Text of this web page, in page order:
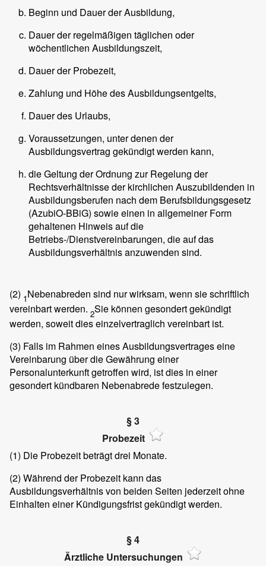
Beginn und Dauer der Ausbildung,
Dauer der regelmäßigen täglichen oder
wöchentlichen Ausbildungszeit,
Dauer der Probezeit,
Zahlung und Höhe des Ausbildungsentgelts,
Dauer des Urlaubs,
Voraussetzungen, unter denen der
Ausbildungsvertrag gekündigt werden kann,
die Geltung der Ordnung zur Regelung der
Rechtsverhältnisse der kirchlichen Auszubildenden in
Ausbildungsberufen nach dem Berufsbildungsgesetz
(AzubiO-BBiG) sowie einen in allgemeiner Form
gehaltenen Hinweis auf die
Betriebs-/Dienstvereinbarungen, die auf das
Ausbildungsverhältnis anzuwenden sind.
(2) 1Nebenabreden sind nur wirksam, wenn sie schriftlich
vereinbart werden. 2Sie können gesondert gekündigt
werden, soweit dies einzelvertraglich vereinbart ist.
(3) Falls im Rahmen eines Ausbildungsvertrages eine
Vereinbarung über die Gewährung einer
Personalunterkunft getroffen wird, ist dies in einer
gesondert kündbaren Nebenabrede festzulegen.
§ 3
Probezeit
(1) Die Probezeit beträgt drei Monate.
(2) Während der Probezeit kann das
Ausbildungsverhältnis von beiden Seiten jederzeit ohne
Einhalten einer Kündigungsfrist gekündigt werden.
§ 4
Ärztliche Untersuchungen